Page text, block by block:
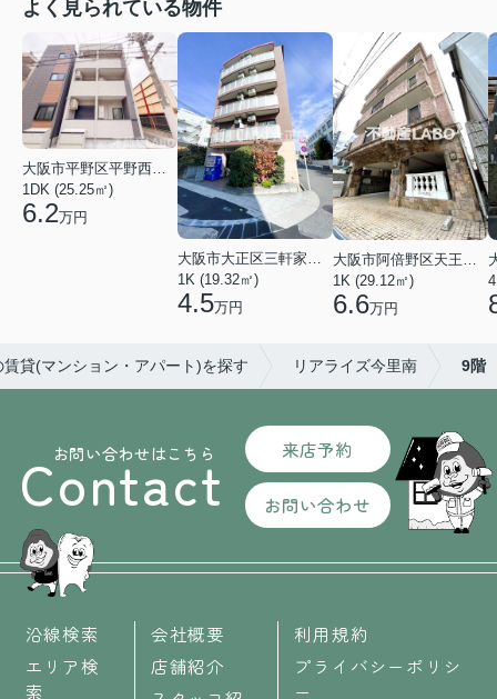
よく見られている物件
1DK (25.25㎡)
6.2万円
大阪市大正区三軒家東４丁目
1K (19.32㎡)
4.5万円
1K (29.12㎡)
6.6万円
貸(マンション・アパート)を探す リアライズ今里南 9階
お問い合わせはこちら
Contact 来店予約
お問い合わせ
沿線検索
エリア検
索
会社概要
店舗紹介
利用規約
プライバシーポリシ
ー